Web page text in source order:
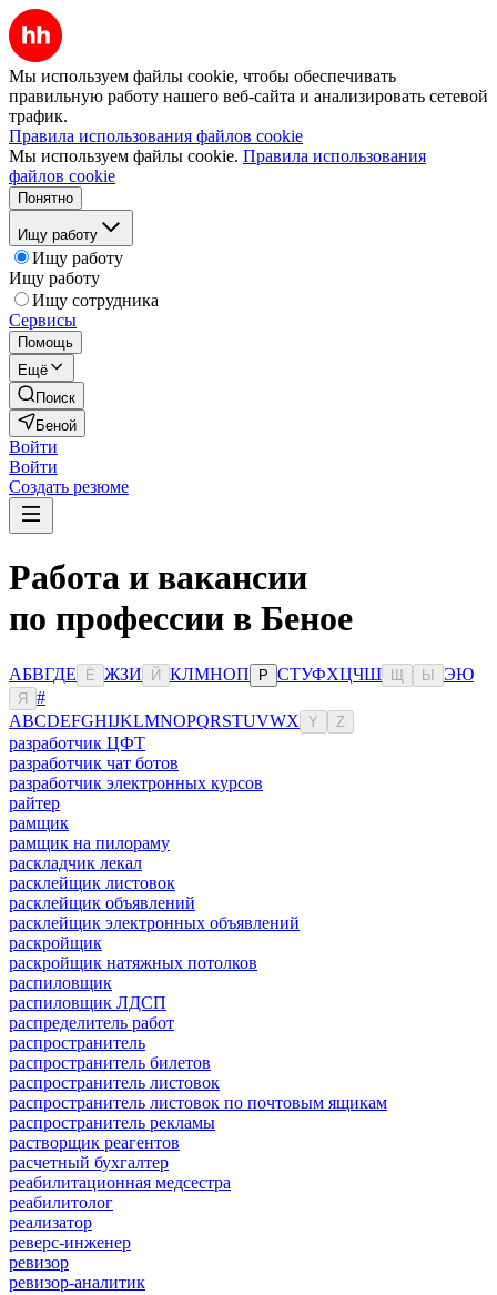
Мы используем файлы cookie, чтобы обеспечивать
правильную работу нашего веб-сайта и анализировать сетевой
трафик.
Правила использования файлов cookie
Мы используем файлы cookie. Правила использования
файлов cookie
Понятно
Ищу работу
Ищу работу
Ищу работу
Ищу сотрудника
Сервисы
Помощь
Ещё
Поиск
Беной
Войти
Войти
Создать резюме
Работа и вакансии
по профессии в Беное
АБВГДЕ Ё ЖЗИ Й КЛМНОП Р СТУФХЦЧШ Ы ЭЮ
Я
#
ABCDEFGHIJKLMNOPQRSTUVWX Y Z
разработчик ЦФТ
разработчик чат ботов
разработчик электронных курсов
райтер
рамщик
рамщик на пилораму
раскладчик лекал
расклейщик листовок
расклейщик объявлений
расклейщик электронных объявлений
раскройщик
раскройщик натяжных потолков
распиловщик
распиловщик ЛДСП
распределитель работ
распространитель
распространитель билетов
распространитель листовок
распространитель листовок по почтовым ящикам
распространитель рекламы
растворщик реагентов
расчетный бухгалтер
реабилитационная медсестра
реабилитолог
реализатор
реверс-инженер
ревизор
ревизор-аналитик